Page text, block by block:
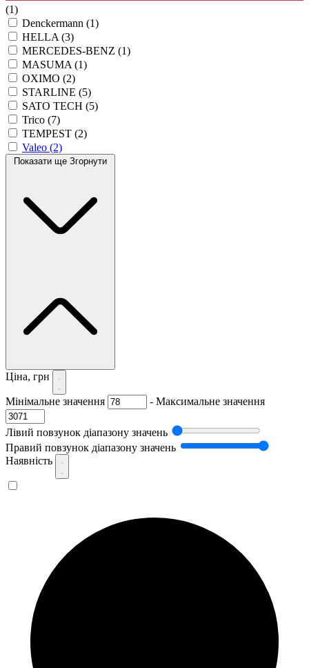
(1)
Denckermann (1)
HELLA (3)
MERCEDES-BENZ (1)
MASUMA (1)
OXIMO (2)
STARLINE (5)
SATO TECH (5)
Trico (7)
TEMPEST (2)
Valeo (2)
Показати ще Згорнути
Ціна, грн
Мінімальне значення - Максимальне значення
Лівий повзунок діапазону значень
Правий повзунок діапазону значень
Наявність